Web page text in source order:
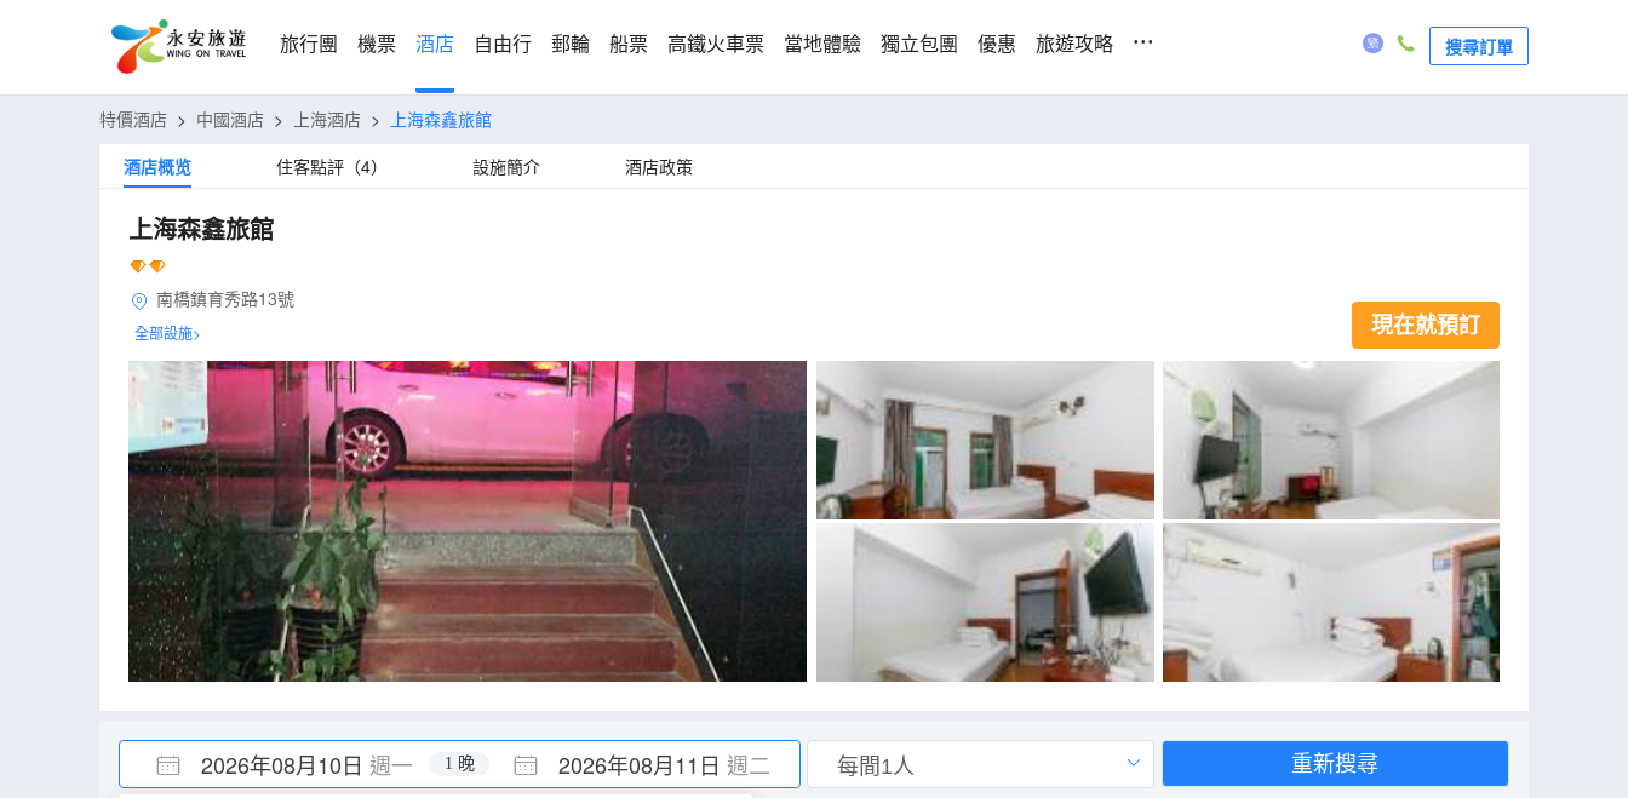
旅行團 機票 酒店 自由行 郵輪 船票 高鐵火車票 當地體驗 獨立包團 優惠 旅遊攻略 ... 搜尋訂單
特價酒店 > 中國酒店 > 上海酒店 >
上海森鑫旅館
酒店概览
住客點評（4） 設施簡介 酒店政策
上海森鑫旅館
南橋鎮育秀路13號
全部設施> 現在就預訂
2026年08月10日 週一 2026年08月11日 週二
1 晚 重新搜尋